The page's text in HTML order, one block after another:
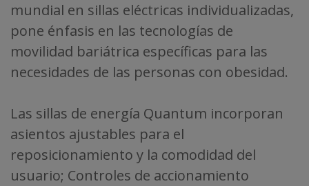
mundial en sillas eléctricas individualizadas,
pone énfasis en las tecnologías de
movilidad bariátrica específicas para las
necesidades de las personas con obesidad.
Las sillas de energía Quantum incorporan
asientos ajustables para el
reposicionamiento y la comodidad del
usuario; Controles de accionamiento